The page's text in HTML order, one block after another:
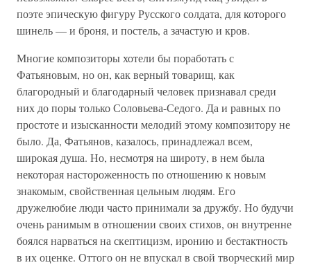
поэте эпическую фигуру Русского солдата, для которого
шинель — и броня, и постель, а зачастую и кров.
Многие композиторы хотели бы поработать с
Фатьяновым, но он, как верный товарищ, как
благородный и благодарный человек признавал среди
них до поры только Соловьева-Седого. Да и равных по
простоте и изысканности мелодий этому композитору не
было. Да, Фатьянов, казалось, принадлежал всем,
широкая душа. Но, несмотря на широту, в нем была
некоторая настороженность по отношению к новым
знакомым, свойственная цельным людям. Его
дружелюбие люди часто принимали за дружбу. Но будучи
очень ранимым в отношении своих стихов, он внутренне
боялся нарваться на скептицизм, иронию и бестактность
в их оценке. Оттого он не впускал в свой творческий мир